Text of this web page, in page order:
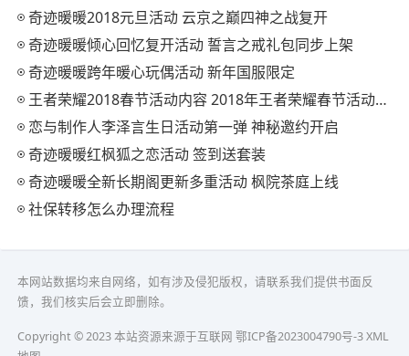
奇迹暖暖2018元旦活动 云京之巅四神之战复开
奇迹暖暖倾心回忆复开活动 誓言之戒礼包同步上架
奇迹暖暖跨年暖心玩偶活动 新年国服限定
王者荣耀2018春节活动内容 2018年王者荣耀春节活动大全
恋与制作人李泽言生日活动第一弹 神秘邀约开启
奇迹暖暖红枫狐之恋活动 签到送套装
奇迹暖暖全新长期阁更新多重活动 枫院茶庭上线
社保转移怎么办理流程
本网站数据均来自网络，如有涉及侵犯版权，请联系我们提供书面反
馈，我们核实后会立即删除。
Copyright © 2023 本站资源来源于互联网 鄂ICP备2023004790号-3XML